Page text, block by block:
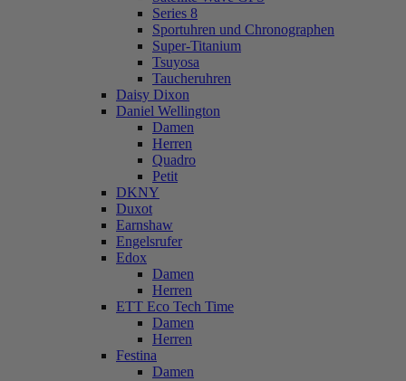
Series 8
Sportuhren und Chronographen
Super-Titanium
Tsuyosa
Taucheruhren
Daisy Dixon
Daniel Wellington
Damen
Herren
Quadro
Petit
DKNY
Duxot
Earnshaw
Engelsrufer
Edox
Damen
Herren
ETT Eco Tech Time
Damen
Herren
Festina
Damen